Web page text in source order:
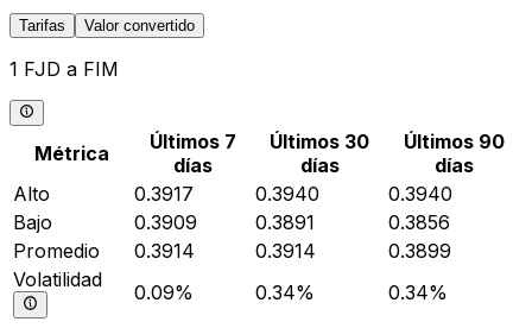
Tarifas Valor convertido
1 FJD a FIM
Métrica
Últimos 7
días
Últimos 30
días
Últimos 90
días
Alto
0.3917 0.3940
0.3940
Bajo
0.3909 0.3891
0.3856
Promedio
0.3914 0.3914
0.3899
Volatilidad
0.09% 0.34% 0.34%